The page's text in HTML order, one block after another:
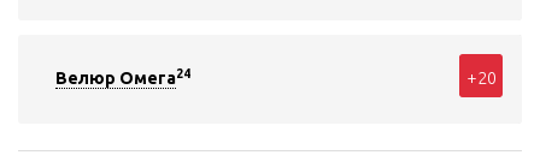
Велюр Омега24 +20